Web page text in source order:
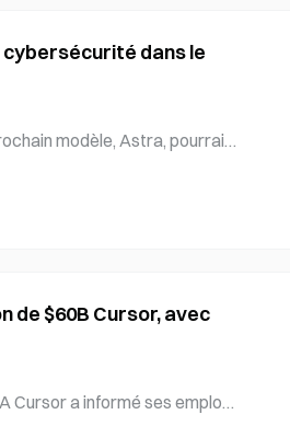
cybersécurité dans le
modèle, Astra, pourrait
de ce cadre. La désignation
de $60B Cursor, avec
a informé ses employé